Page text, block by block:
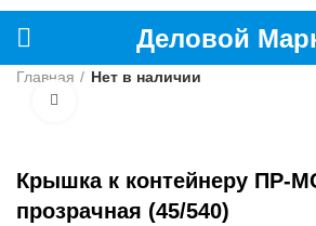
Деловой
Главная Нет в наличии
Крышка к контейнеру ПР-
прозрачная (45/540)